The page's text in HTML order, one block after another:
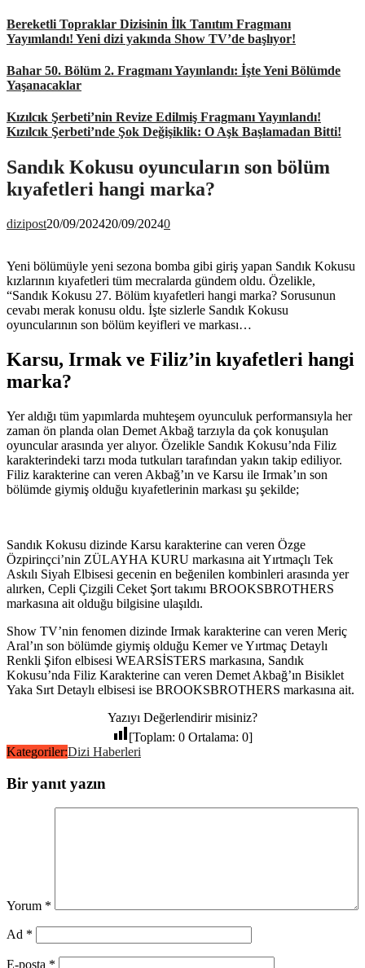
Bereketli Topraklar Dizisinin İlk Tanıtım Fragmanı
Yayımlandı! Yeni dizi yakında Show TV’de başlıyor!
Bahar 50. Bölüm 2. Fragmanı Yayınlandı: İşte Yeni Bölümde
Yaşanacaklar
Kızılcık Şerbeti’nin Revize Edilmiş Fragmanı Yayınlandı!
Kızılcık Şerbeti’nde Şok Değişiklik: O Aşk Başlamadan Bitti!
Sandık Kokusu oyuncuların son bölüm
kıyafetleri hangi marka?
dizipost20/09/202420/09/20240
Yeni bölümüyle yeni sezona bomba gibi giriş yapan Sandık Kokusu
kızlarının kıyafetleri tüm mecralarda gündem oldu. Özelikle,
“Sandık Kokusu 27. Bölüm kıyafetleri hangi marka? Sorusunun
cevabı merak konusu oldu. İşte sizlerle Sandık Kokusu
oyuncularının son bölüm keyifleri ve markası…
Karsu, Irmak ve Filiz’in kıyafetleri hangi
marka?
Yer aldığı tüm yapımlarda muhteşem oyunculuk performansıyla her
zaman ön planda olan Demet Akbağ tarzıyla da çok konuşulan
oyuncular arasında yer alıyor. Özelikle Sandık Kokusu’nda Filiz
karakterindeki tarzı moda tutkuları tarafından yakın takip ediliyor.
Filiz karakterine can veren Akbağ’ın ve Karsu ile Irmak’ın son
bölümde giymiş olduğu kıyafetlerinin markası şu şekilde;
Sandık Kokusu dizinde Karsu karakterine can veren Özge
Özpirinçci’nin ZÜLAYHA KURU markasına ait Yırtmaçlı Tek
Askılı Siyah Elbisesi gecenin en beğenilen kombinleri arasında yer
alırken, Cepli Çizgili Ceket Şort takımı BROOKSBROTHERS
markasına ait olduğu bilgisine ulaşıldı.
Show TV’nin fenomen dizinde Irmak karakterine can veren Meriç
Aral’ın son bölümde giymiş olduğu Kemer ve Yırtmaç Detaylı
Renkli Şifon elbisesi WEARSİSTERS markasına, Sandık
Kokusu’nda Filiz Karakterine can veren Demet Akbağ’ın Bisiklet
Yaka Sırt Detaylı elbisesi ise BROOKSBROTHERS markasına ait.
Yazıyı Değerlendirir misiniz?
[Toplam: 0 Ortalama: 0]
Kategoriler:Dizi Haberleri
Bir yanıt yazın
Yorum *
Ad *
E-posta *